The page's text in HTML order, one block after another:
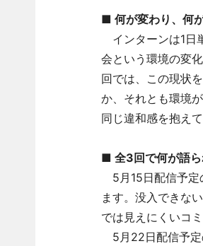
■ 何が変わり、何
インターンは1日
会という環境の変
回では、この現状
か、それとも環境
同じ違和感を抱え
■ 全3回で何が語
5月15日配信予定
ます。没入できな
では見えにくいコ
5月22日配信予定